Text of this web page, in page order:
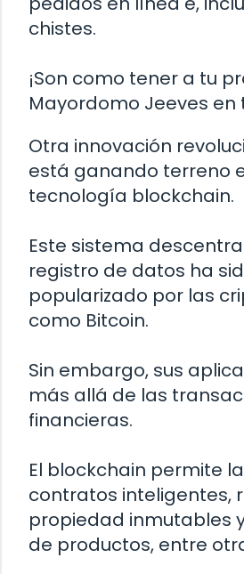
chistes.
¡Son como tener a tu
Mayordomo Jeeves en
Otra innovación
está ganando terreno
tecnología blockchain.
Este sistema
registro de datos ha
popularizado por las
como Bitcoin.
Sin embargo, sus
más allá de las
financieras.
El blockchain permite
contratos inteligentes,
propiedad inmutables
de productos, entre